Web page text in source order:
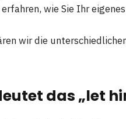
wie Sie Ihr
wir die
das „let